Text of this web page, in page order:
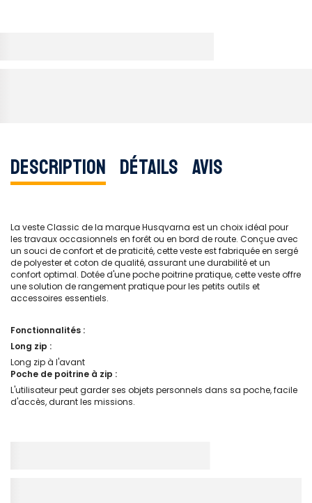
Description Détails Avis
La veste Classic de la marque Husqvarna est un choix idéal pour
les travaux occasionnels en forêt ou en bord de route. Conçue avec
un souci de confort et de praticité, cette veste est fabriquée en sergé
de polyester et coton de qualité, assurant une durabilité et un
confort optimal. Dotée d'une poche poitrine pratique, cette veste offre
une solution de rangement pratique pour les petits outils et
accessoires essentiels.
Fonctionnalités :
Long zip :
Long zip à l'avant
Poche de poitrine à zip :
L'utilisateur peut garder ses objets personnels dans sa poche, facile
d'accès, durant les missions.